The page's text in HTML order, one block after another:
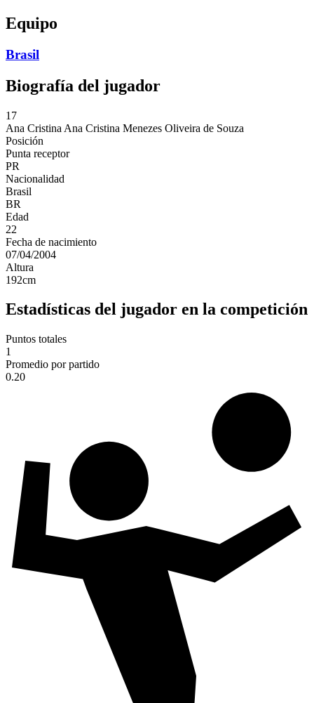
Equipo
Brasil
Biografía del jugador
17
Ana Cristina Ana Cristina Menezes Oliveira de Souza
Posición
Punta receptor
PR
Nacionalidad
Brasil
BR
Edad
22
Fecha de nacimiento
07/04/2004
Altura
192cm
Estadísticas del jugador en la competición
Puntos totales
1
Promedio por partido
0.20